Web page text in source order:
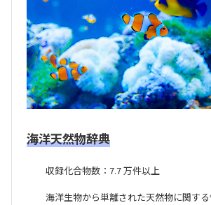
海洋天然物辞典
収録化合物数：7.7 万件以上
海洋生物から単離された天然物に関す